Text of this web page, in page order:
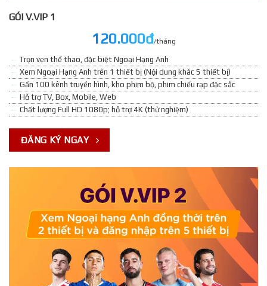
GÓI V.VIP 1
120.000đ/tháng
Trọn vẹn thể thao, đặc biệt Ngoại Hạng Anh
Xem Ngoại Hạng Anh trên 1 thiết bị (Nội dung khác 5 thiết bị)
Gần 100 kênh truyền hình, kho phim bộ, phim chiếu rạp đặc sắc
Hỗ trợ TV, Box, Mobile, Web
Chất lượng Full HD 1080p; hỗ trợ 4K (thử nghiệm)
ĐĂNG KÝ NGAY